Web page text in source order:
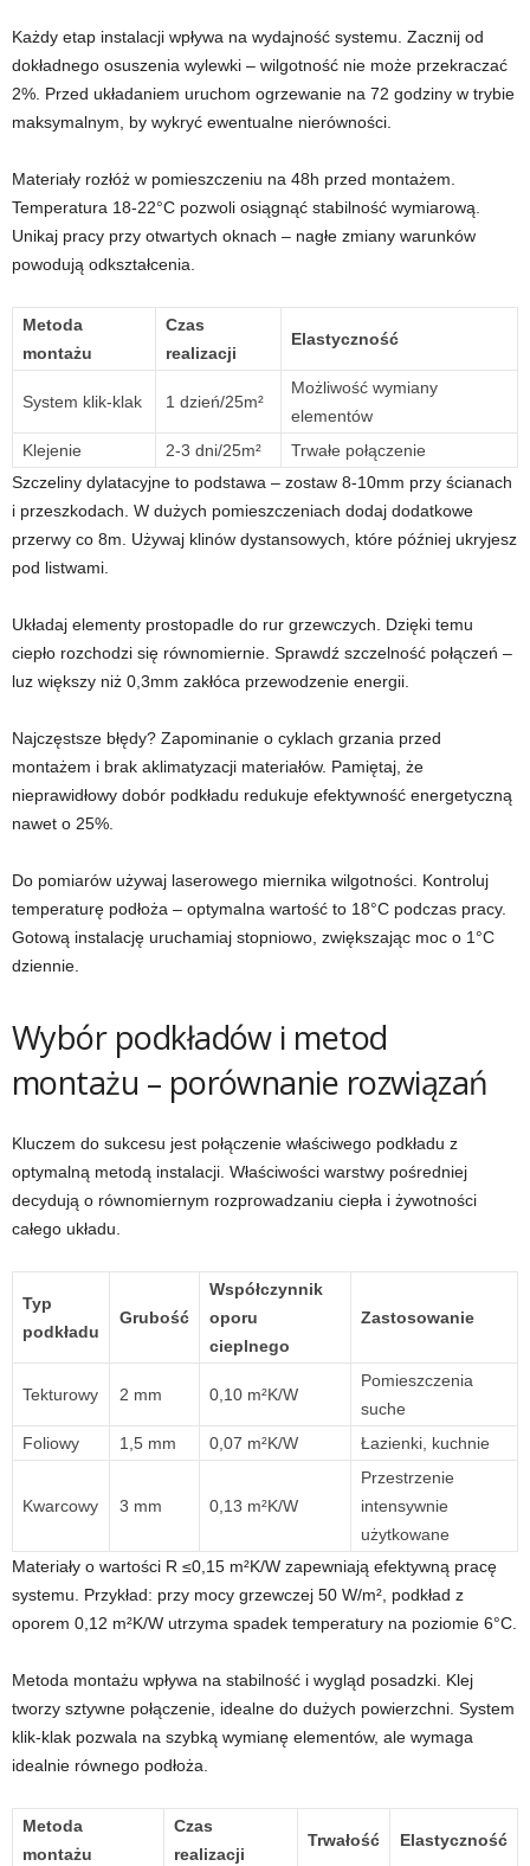
Każdy etap instalacji wpływa na wydajność systemu. Zacznij od
dokładnego osuszenia wylewki – wilgotność nie może przekraczać
2%. Przed układaniem uruchom ogrzewanie na 72 godziny w trybie
maksymalnym, by wykryć ewentualne nierówności.
Materiały rozłóż w pomieszczeniu na 48h przed montażem.
Temperatura 18-22°C pozwoli osiągnąć stabilność wymiarową.
Unikaj pracy przy otwartych oknach – nagłe zmiany warunków
powodują odkształcenia.
Metoda
montażu
Czas
realizacji
Elastyczność
System klik-klak 1 dzień/25m²
Możliwość wymiany
elementów
Klejenie
2-3 dni/25m²
Trwałe połączenie
Szczeliny dylatacyjne to podstawa – zostaw 8-10mm przy ścianach
i przeszkodach. W dużych pomieszczeniach dodaj dodatkowe
przerwy co 8m. Używaj klinów dystansowych, które później ukryjesz
pod listwami.
Układaj elementy prostopadle do rur grzewczych. Dzięki temu
ciepło rozchodzi się równomiernie. Sprawdź szczelność połączeń –
luz większy niż 0,3mm zakłóca przewodzenie energii.
Najczęstsze błędy? Zapominanie o cyklach grzania przed
montażem i brak aklimatyzacji materiałów. Pamiętaj, że
nieprawidłowy dobór podkładu redukuje efektywność energetyczną
nawet o 25%.
Do pomiarów używaj laserowego miernika wilgotności. Kontroluj
temperaturę podłoża – optymalna wartość to 18°C podczas pracy.
Gotową instalację uruchamiaj stopniowo, zwiększając moc o 1°C
dziennie.
Wybór podkładów i metod
montażu – porównanie rozwiązań
Kluczem do sukcesu jest połączenie właściwego podkładu z
optymalną metodą instalacji. Właściwości warstwy pośredniej
decydują o równomiernym rozprowadzaniu ciepła i żywotności
całego układu.
Typ
podkładu
Grubość
Współczynnik
oporu
cieplnego
Zastosowanie
Tekturowy 2 mm 0,10 m²K/W
Pomieszczenia
suche
Foliowy
1,5 mm 0,07 m²K/W Łazienki, kuchnie
Kwarcowy 3 mm 0,13 m²K/W
Przestrzenie
intensywnie
użytkowane
Materiały o wartości R ≤0,15 m²K/W zapewniają efektywną pracę
systemu. Przykład: przy mocy grzewczej 50 W/m², podkład z
oporem 0,12 m²K/W utrzyma spadek temperatury na poziomie 6°C.
Metoda montażu wpływa na stabilność i wygląd posadzki. Klej
tworzy sztywne połączenie, idealne do dużych powierzchni. System
klik-klak pozwala na szybką wymianę elementów, ale wymaga
idealnie równego podłoża.
Metoda
montażu
Czas
realizacji
Trwałość Elastyczność